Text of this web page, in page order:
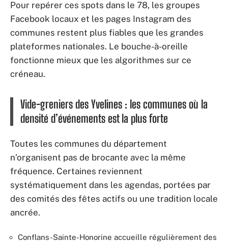
Pour repérer ces spots dans le 78, les groupes
Facebook locaux et les pages Instagram des
communes restent plus fiables que les grandes
plateformes nationales. Le bouche-à-oreille
fonctionne mieux que les algorithmes sur ce
créneau.
Vide-greniers des Yvelines : les communes où la
densité d’événements est la plus forte
Toutes les communes du département
n’organisent pas de brocante avec la même
fréquence. Certaines reviennent
systématiquement dans les agendas, portées par
des comités des fêtes actifs ou une tradition locale
ancrée.
Conflans-Sainte-Honorine accueille régulièrement des